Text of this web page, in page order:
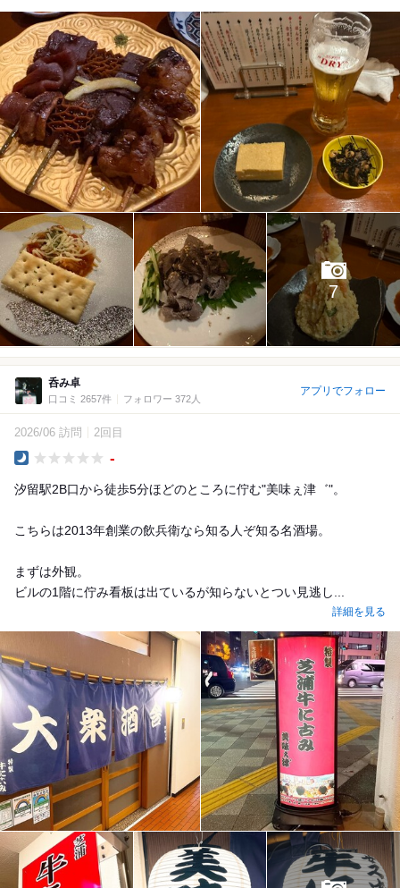
7
呑み卓
口コミ 2657件 フォロワー 372人
アプリでフォロー
2026/06 訪問 2回目
-
汐留駅2B口から徒歩5分ほどのところに佇む"美味ぇ津゛"。
こちらは2013年創業の飲兵衛なら知る人ぞ知る名酒場。
まずは外観。
ビルの1階に佇み看板は出ているが知らないとつい見逃し...
詳細を見る